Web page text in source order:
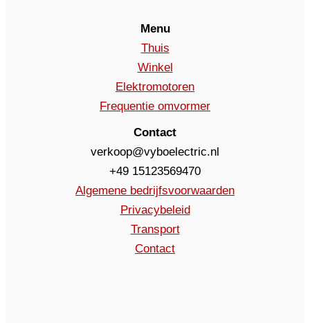
Menu
Thuis
Winkel
Elektromotoren
Frequentie omvormer
Contact
verkoop@vyboelectric.nl
+49 15123569470
Algemene bedrijfsvoorwaarden
Privacybeleid
Transport
Contact